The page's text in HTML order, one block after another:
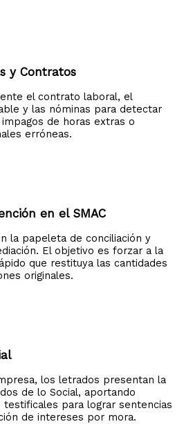
y Contratos
el contrato laboral, el
y las nóminas para detectar
de horas extras o
erróneas.
en el SMAC
la papeleta de conciliación y
El objetivo es forzar a la
que restituya las cantidades
originales.
los letrados presentan la
de lo Social, aportando
testificales para lograr sentencias
de intereses por mora.